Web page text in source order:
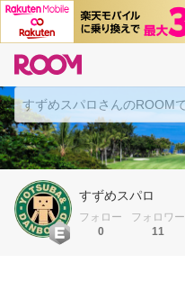
すずめスパロ
フォロー
0
フォロワー
11